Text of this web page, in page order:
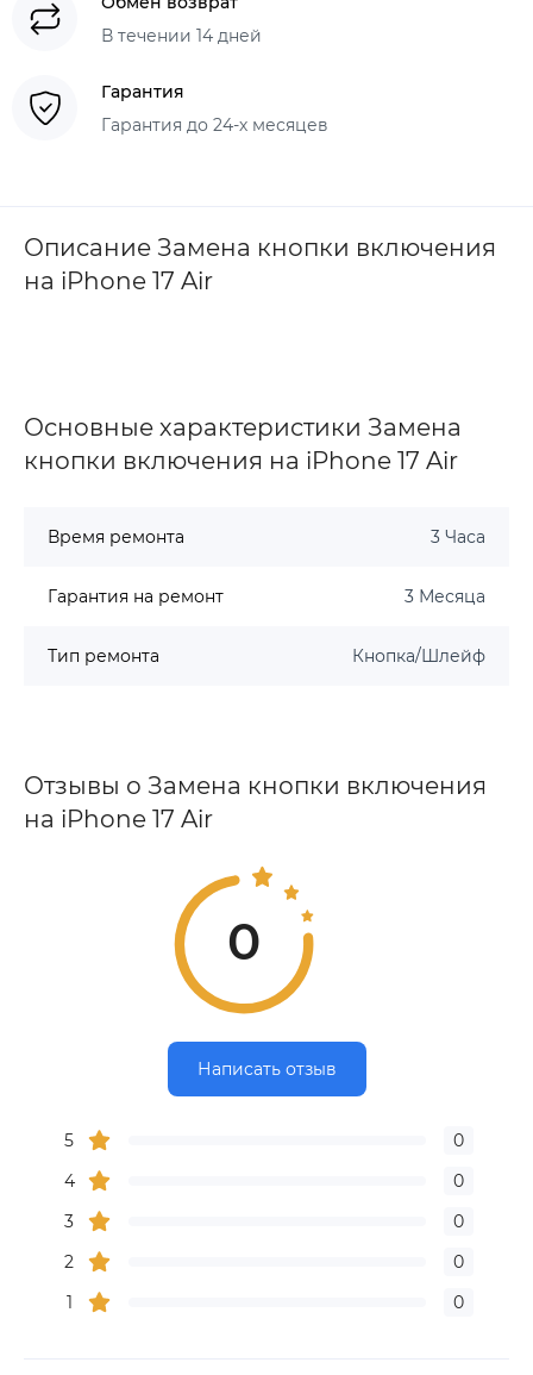
В течении 14 дней
Гарантия
Гарантия до 24-х месяцев
Описание Замена кнопки включения
на iPhone 17 Air
Основные характеристики Замена
кнопки включения на iPhone 17 Air
Время ремонта 3 Часа
Гарантия на ремонт 3 Месяца
Тип ремонта Кнопка/Шлейф
Отзывы о Замена кнопки включения
на iPhone 17 Air
0
Написать отзыв
5
0
4
0
3
0
2
0
1
0